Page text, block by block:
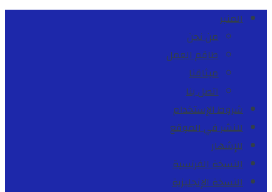
المنبر
من نحن
طاقم العمل
ميثاقنا
اتصل بنا
شروط الإستخدام
للنشر في الموقع
للإشهار
النسخة الفرنسية
النسخة الإنجليزية